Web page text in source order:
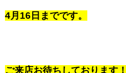
4月16日までです。
ご来店お待ちしております！